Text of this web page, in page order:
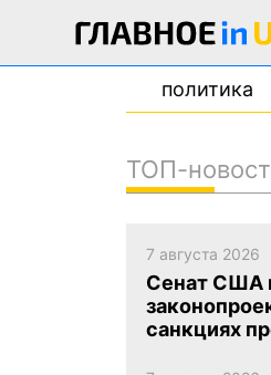
политика
ТОП-
7 августа 2026
Сенат США
санкциях